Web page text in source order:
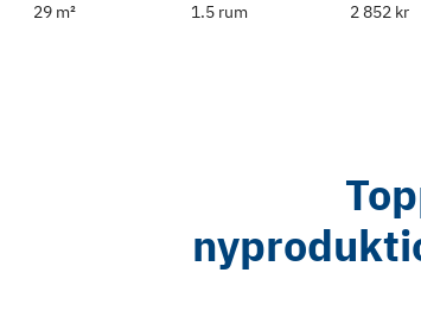
29 m²
1.5 rum
2 852 kr